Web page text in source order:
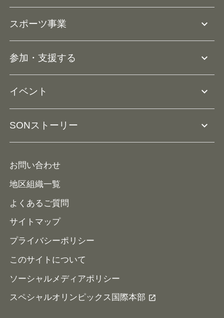
役員等一覧
リソースページ
スポーツ事業 expand_more
ユニファイドスクール
参加・支援する expand_more
コーチとして参加
イベント expand_more
ナショナルゲームについて
SONストーリー expand_more
メディア
お問い合わせ
地区組織一覧
よくあるご質問
サイトマップ
プライバシーポリシー
このサイトについて
ソーシャルメディアポリシー
スペシャルオリンピックス国際本部